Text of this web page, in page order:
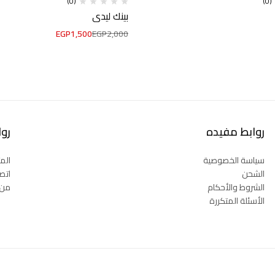
بينك ليدي
EGP2,000
EGP1,500
روابط مفيده
سياسة الخصوصية
الشحن
الشروط والأحكام
الأسئلة المتكررة